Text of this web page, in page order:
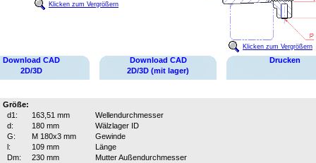
Klicken zum Vergrößern
Klicken zum Vergrößern
Download CAD
2D/3D
Download CAD
2D/3D (mit lager)
Drucken
Größe:
d1:
163,51 mm
Wellendurchmesser
d:
180 mm
Wälzlager ID
G:
M 180x3 mm
Gewinde
l:
109 mm
Länge
Dm:
230 mm
Mutter Außendurchmesser